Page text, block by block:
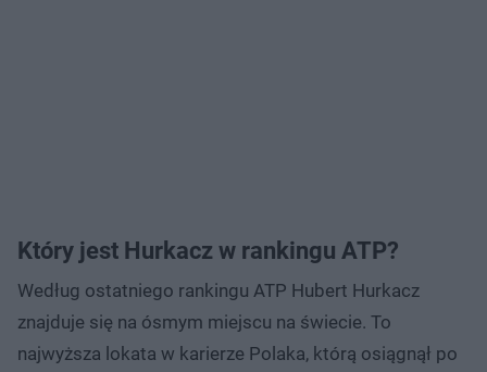
Który jest Hurkacz w rankingu ATP?
Według ostatniego rankingu ATP Hubert Hurkacz
znajduje się na ósmym miejscu na świecie. To
najwyższa lokata w karierze Polaka, którą osiągnął po